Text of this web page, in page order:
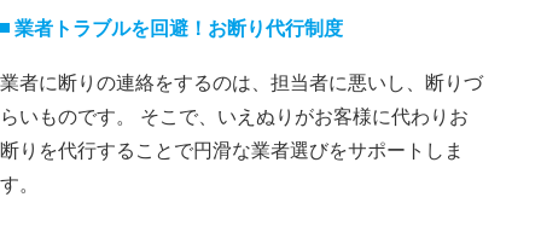
業者トラブルを回避！お断り代⾏制度
業者に断りの連絡をするのは、担当者に悪いし、断りづ
らいものです。 そこで、いえぬりがお客様に代わりお
断りを代⾏することで円滑な業者選びをサポートしま
す。